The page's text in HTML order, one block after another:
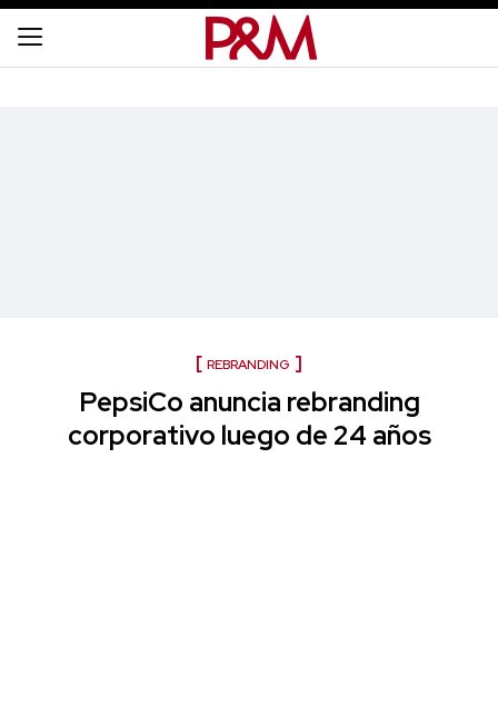
REBRANDING
PepsiCo anuncia rebranding
corporativo luego de 24 años